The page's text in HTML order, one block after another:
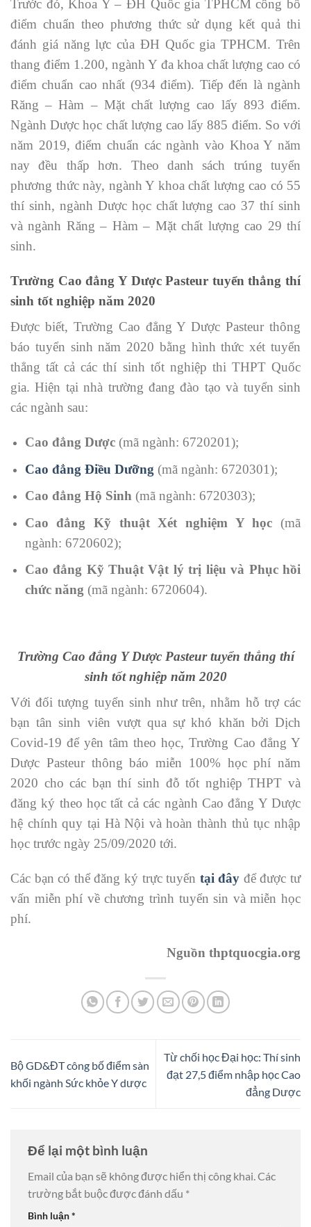
Trước đó, Khoa Y – ĐH Quốc gia TPHCM công bố
điểm chuẩn theo phương thức sử dụng kết quả thi
đánh giá năng lực của ĐH Quốc gia TPHCM. Trên
thang điểm 1.200, ngành Y đa khoa chất lượng cao có
điểm chuẩn cao nhất (934 điểm). Tiếp đến là ngành
Răng – Hàm – Mặt chất lượng cao lấy 893 điểm.
Ngành Dược học chất lượng cao lấy 885 điểm. So với
năm 2019, điểm chuẩn các ngành vào Khoa Y năm
nay đều thấp hơn. Theo danh sách trúng tuyển
phương thức này, ngành Y khoa chất lượng cao có 55
thí sinh, ngành Dược học chất lượng cao 37 thí sinh
và ngành Răng – Hàm – Mặt chất lượng cao 29 thí
sinh.
Trường Cao đẳng Y Dược Pasteur tuyển thẳng thí
sinh tốt nghiệp năm 2020
Được biết, Trường Cao đẳng Y Dược Pasteur thông
báo tuyển sinh năm 2020 bằng hình thức xét tuyển
thẳng tất cả các thí sinh tốt nghiệp thi THPT Quốc
gia. Hiện tại nhà trường đang đào tạo và tuyển sinh
các ngành sau:
Cao đẳng Dược(mã ngành: 6720201);
Cao đẳng Điều Dưỡng (mã ngành: 6720301);
Cao đẳng Hộ Sinh (mã ngành: 6720303);
Cao đẳng Kỹ thuật Xét nghiệm Y học (mã
ngành: 6720602);
Cao đẳng Kỹ Thuật Vật lý trị liệu và Phục hồi
chức năng (mã ngành: 6720604).
Trường Cao đẳng Y Dược Pasteur tuyển thẳng thí
sinh tốt nghiệp năm 2020
Với đối tượng tuyển sinh như trên, nhằm hỗ trợ các
bạn tân sinh viên vượt qua sự khó khăn bởi Dịch
Covid-19 để yên tâm theo học, Trường Cao đẳng Y
Dược Pasteur thông báo miễn 100% học phí năm
2020 cho các bạn thí sinh đỗ tốt nghiệp THPT và
đăng ký theo học tất cả các ngành Cao đẳng Y Dược
hệ chính quy tại Hà Nội và hoàn thành thủ tục nhập
học trước ngày 25/09/2020 tới.
Các bạn có thể đăng ký trực tuyến tại đây để được tư
vấn miễn phí về chương trình tuyển sin và miễn học
phí.
Nguồn thptquocgia.org
Bộ GD&ĐT công bố điểm sàn
khối ngành Sức khỏe Y dược
Từ chối học Đại học: Thí sinh
đạt 27,5 điểm nhập học Cao
đẳng Dược
Để lại một bình luận
Email của bạn sẽ không được hiển thị công khai.Các
trường bắt buộc được đánh dấu *
Bình luận*